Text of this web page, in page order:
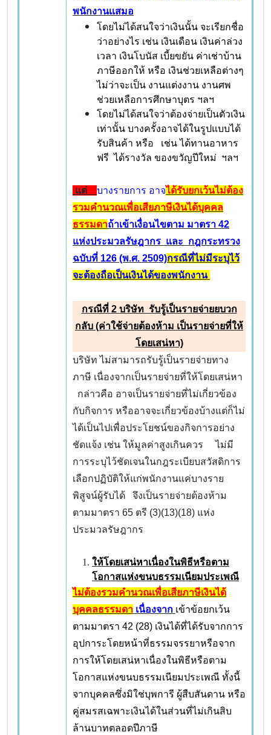
พนักงานเเสมอ
โดยไม่ได้สนใจว่าเงินนั้น จะเรียกชื่อ
ว่าอย่างไร เช่น เงินเดือน เงินค่าล่วง
เวลา เงินโบนัส เบี้ยขยัน ค่าเช่าบ้าน
ภาษีออกให้ หรือ เงินช่วยเหลือต่างๆ
ไม่ว่าจะเป็น งานแต่งงาน งานศพ
ช่วยเหลือการศึกษาบุตร ฯลฯ
โดยไม่ได้สนใจว่าต้องจ่ายเป็นตัวเงิน
เท่านั้น บางครั้งอาจได้ในรูปแบบได้
รับสินค้า หรือ เช่น ได้ทานอาหาร
ฟรี ได้รางวัล ของขวัญปีใหม่ ฯลฯ
แต่ บางรายการ อาจได้รับยกเว้นไม่ต้อง
รวมคำนวณเพื่อเสียภาษีเงินได้บุคคล
ธรรมดาถ้าเข้าเงื่อนไขตาม มาตรา 42
แห่งประมวลรัษฎากร และ กฎกระทรวง
ฉบับที่ 126 (พ.ศ. 2509)กรณีที่ไม่มีระบุไว้
จะต้องถือเป็นเงินได้ของพนักงาน
กรณีที่ 2 บริษัท รับรู้เป็นรายจ่ายยบวก
กลับ (ค่าใช้จ่ายต้องห้าม เป็นรายจ่ายที่ให้
โดยเสน่หา)
บริษัท ไม่สามารถรับรู้เป็นรายจ่ายทาง
ภาษี เนื่องจากเป็นรายจ่ายที่ให้โดยเสน่หา
กล่าวคือ อาจเป็นรายจ่ายที่ไม่เกี่ยวข้อง
กับกิจการ หรืออาจจะเกี่ยวข้องบ้างแต่ก็ไม่
ได้เป็นไปเพื่อประโยชน์ของกิจการอย่าง
ชัดแจ้ง เช่น ให้มูลค่าสูงเกินควร ไม่มี
การระบุไว้ชัดเจนในกฎระเบียบสวัสดิการ
เลือกปฏิบัติให้แก่พนักงานแค่บางราย
พิสูจน์ผู้รับได้ จึงเป็นรายจ่ายต้องห้าม
ตามมาตรา 65 ตรี (3)(13)(18) แห่ง
ประมวลรัษฎากร
ให้โดยเสน่หาเนื่องในพิธีหรือตาม
โอกาสแห่งขนบธรรมเนียมประเพณี
ไม่ต้องรวมคำนวณเพื่อเสียภาษีเงินได้
บุคคลธรรมดา เนื่องจาก เข้าข้อยกเว้น
ตามมาตรา 42 (28) เงินได้ที่ได้รับจากการ
อุปการะโดยหน้าที่ธรรมจรรยาหรือจาก
การให้โดยเสน่หาเนื่องในพิธีหรือตาม
โอกาสแห่งขนบธรรมเนียมประเพณี ทั้งนี้
จากบุคคลซึ่งมิใช่บุพการี ผู้สืบสันดาน หรือ
คู่สมรสเฉพาะเงินได้ในส่วนที่ไม่เกินสิบ
ล้านบาทตลอดปีภาษี